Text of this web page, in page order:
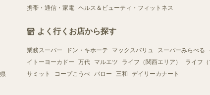
携帯・通信・家電 ヘルス＆ビューティ・フィットネス
よく行くお店から探す
業務スーパー ドン・キホーテ マックスバリュ スーパーみらべる
イトーヨーカドー
万代 マルエツ ライフ（関西エリア）
ライフ（
サミット
コープこうべ バロー 三和 デイリーカナート